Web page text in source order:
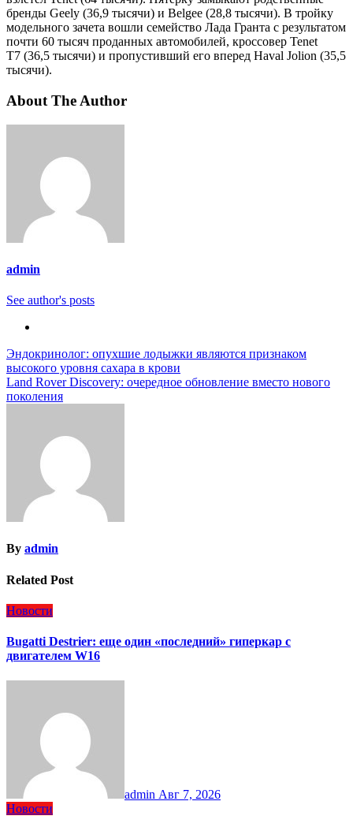
бренды Geely (36,9 тысячи) и Belgee (28,8 тысячи). В тройку
модельного зачета вошли семейство Лада Гранта с результатом
почти 60 тысяч проданных автомобилей, кроссовер Tenet
T7 (36,5 тысячи) и пропустивший его вперед Haval Jolion (35,5
тысячи).
About The Author
admin
See author's posts
Навигация
по
записям
Эндокринолог: опухшие лодыжки являются признаком
высокого уровня сахара в крови
Land Rover Discovery: очередное обновление вместо нового
поколения
By admin
Related Post
Новости
Bugatti Destrier: еще один «последний» гиперкар с
двигателем W16
admin Авг 7, 2026
Новости